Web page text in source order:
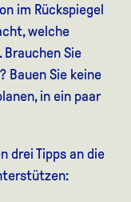
im Rückspiegel
welche
Sie
Bauen Sie keine
in ein paar
drei Tipps an die